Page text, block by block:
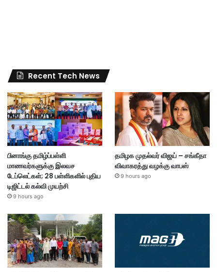
Recent Tech News
பினாங்கு தமிழ்ப்பள்ளி
மாணவர்களுக்கு இலவச
டேப்லெட்கள்; 28 பள்ளிகளில் புதிய
டிஜிட்டல் கல்வி முயற்சி
9 hours ago
தமிழக முதல்வர் விஜய் – சங்கீதா
விவாகரத்து வழக்கு வாபஸ்
9 hours ago